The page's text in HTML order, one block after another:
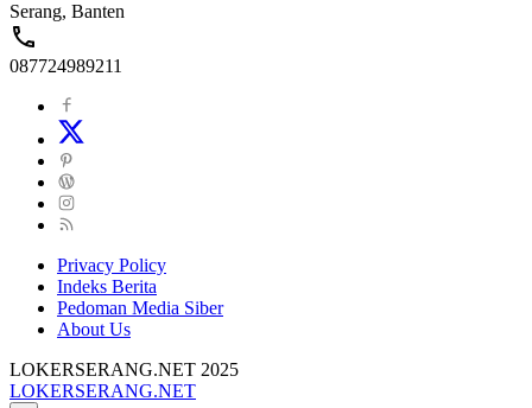
Serang, Banten
087724989211
Privacy Policy
Indeks Berita
Pedoman Media Siber
About Us
LOKERSERANG.NET 2025
LOKERSERANG.NET